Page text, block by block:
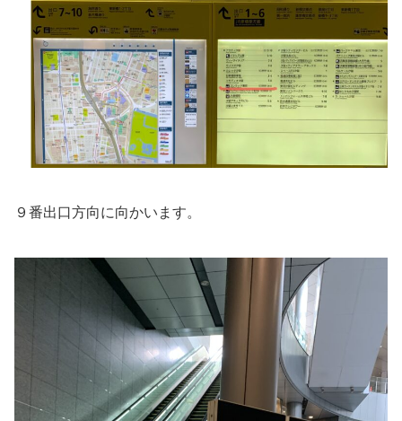
９番出口方向に向かいます。